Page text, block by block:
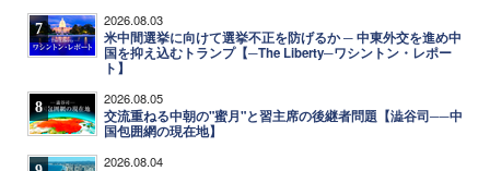
7 2026.08.03
米中間選挙に向けて選挙不正を防げるか ─ 中東外交を進め中
国を抑え込むトランプ【─The Liberty─ワシントン・レポー
ト】
8 2026.08.05
交流重ねる中朝の"蜜月"と習主席の後継者問題【澁谷司──中
国包囲網の現在地】
2026.08.04